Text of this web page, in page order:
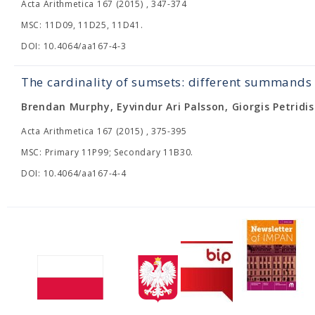
Acta Arithmetica 167 (2015) , 347-374
MSC: 11D09, 11D25, 11D41.
DOI: 10.4064/aa167-4-3
The cardinality of sumsets: different summands
Brendan Murphy, Eyvindur Ari Palsson, Giorgis Petridis
Acta Arithmetica 167 (2015) , 375-395
MSC: Primary 11P99; Secondary 11B30.
DOI: 10.4064/aa167-4-4